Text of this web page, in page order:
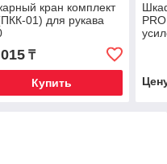
кран комплект
01) для рукава
₸
Купить